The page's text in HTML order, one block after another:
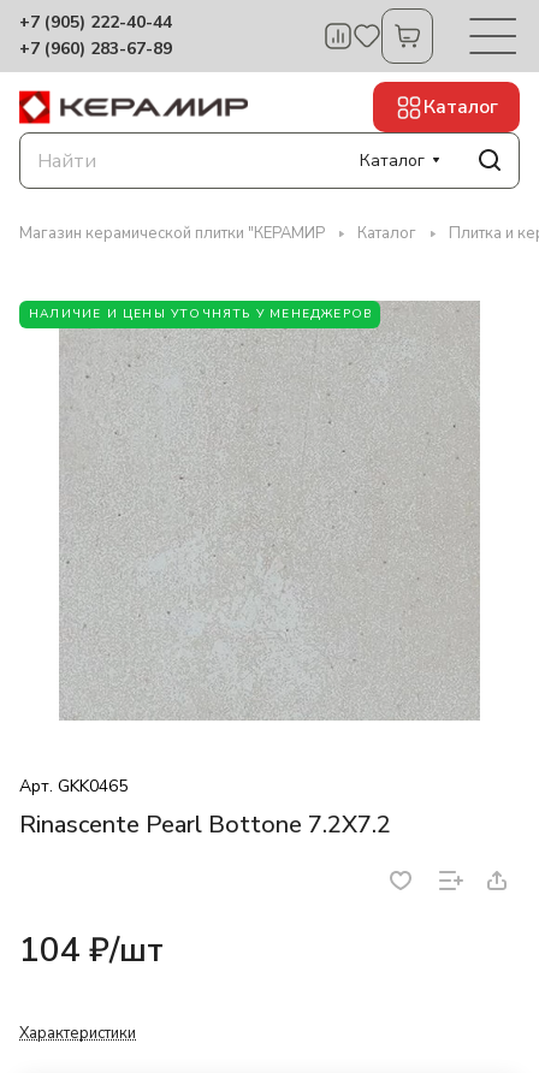
+7 (905) 222-40-44
+7 (960) 283-67-89
Каталог
Каталог
Магазин керамической плитки "КЕРАМИР Каталог Плитка и
НАЛИЧИЕ И ЦЕНЫ УТОЧНЯТЬ У МЕНЕДЖЕРОВ
Арт. GKK0465
Rinascente Pearl Bottone 7.2X7.2
104 ₽/шт
Характеристики